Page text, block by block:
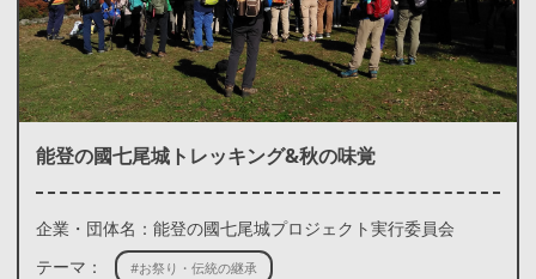
能登の國七尾城トレッキング&秋の味覚
企業・団体名：能登の國七尾城プロジェクト実行委員会
テーマ：
#お祭り・伝統の継承